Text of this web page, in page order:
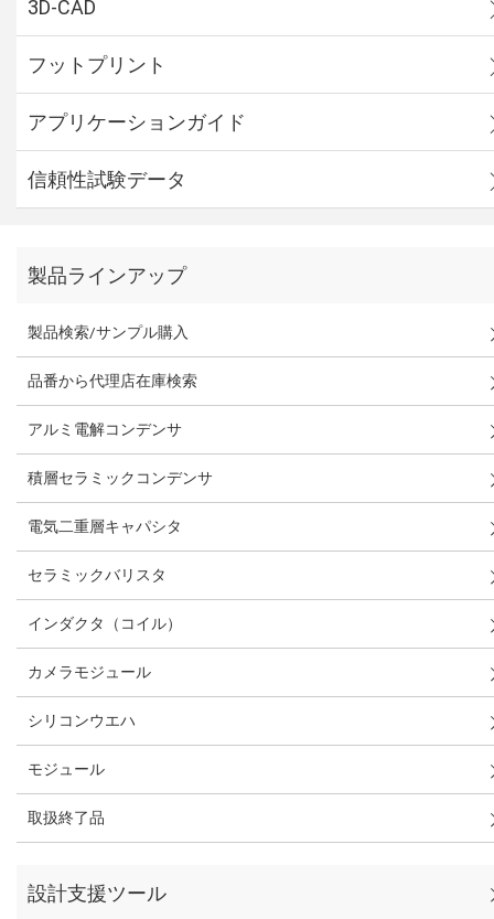
3D-CAD
フットプリント
アプリケーションガイド
信頼性試験データ
製品ラインアップ
製品検索/サンプル購入
品番から代理店在庫検索
アルミ電解コンデンサ
積層セラミックコンデンサ
電気二重層キャパシタ
セラミックバリスタ
インダクタ（コイル）
カメラモジュール
シリコンウエハ
モジュール
取扱終了品
設計支援ツール